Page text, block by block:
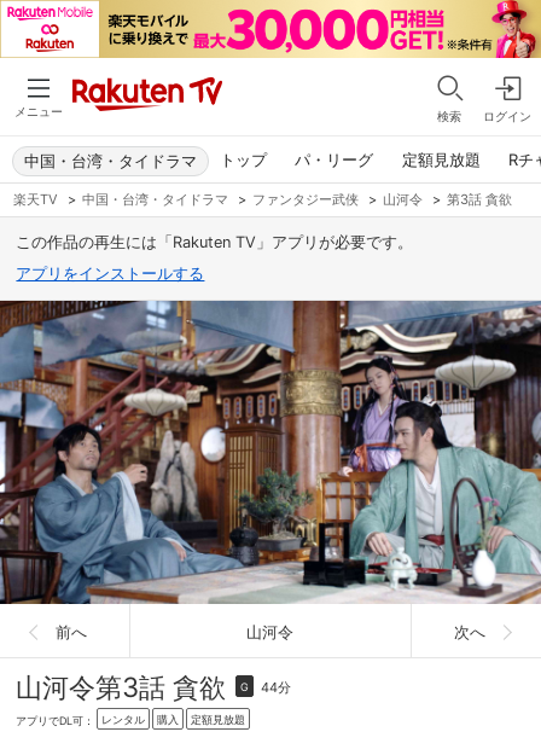
メニュー 検索 ログイン
トップ パ・リーグ 定額見放題 Rチ
中国・台湾・タイドラマ
楽天TV > 中国・台湾・タイドラマ > ファンタジー武侠 > 山河令 > 第3話 貪欲
この作品の再生には「Rakuten TV」アプリが必要です。
アプリをインストールする
前へ 山河令 次へ
山河令第3話 貪欲 G 44分
アプリでDL可： レンタル 購入 定額見放題